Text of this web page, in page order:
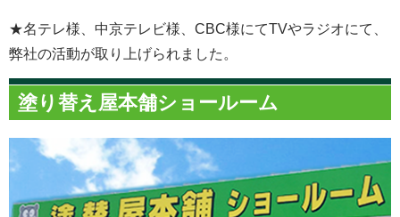
★名テレ様、中京テレビ様、CBC様にてTVやラジオにて、
弊社の活動が取り上げられました。
塗り替え屋本舗ショールーム